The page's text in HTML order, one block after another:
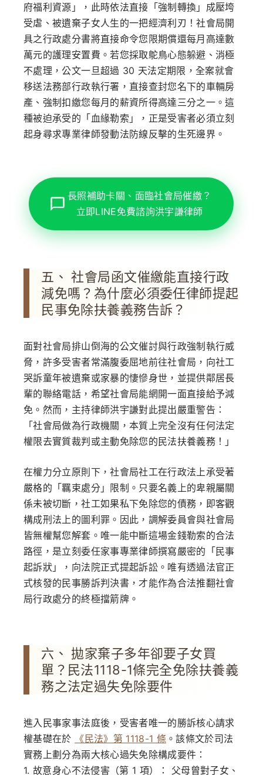
府福利資源」，此時依法直接「強制轉換」成壓垮
受虐、被遺棄子女人生的一把經濟利刃！社會局開
具之行政處分書將直接命令您限期償還每月高達數
萬元的護理安置費。若您採取鴕鳥心態躲避、消極
不處理，公文一旦超過 30 天法定期限，全案就會
移送法務部行政執行署，直接查封您名下的車輛房
產、強制扣繳您每月的薪資所得高達三分之一。這
種被迫承受的「血緣勒索」，正是受害者必須立刻
起身尋求專業律師發動法防線反擊的生死邊界。
長照補助卡關、面臨社會局催繳？
立即LINE免費諮詢洪宇謙律師
五、 社會局函文催繳能直接行政
減免嗎？為什麼必須委任律師提起
民事免除扶養義務告訴？
面對社會局排山倒海的公文催討與行政強制執行威
脅，許多受害者常滿腹委屈地前往社會局，向社工
哭訴童年被遺棄或家暴的悽慘身世，並提供鄰居長
輩的聯絡電話，希望社會局能網開一面直接給予減
免。然而，主持律師洪宇謙對此提出嚴重警告：
「社會局做為行政機關，本質上完全沒有任何法定
權限去實質裁判或主動免除您的民法扶養義務！」
在權力分立原則下，社會局社工在行政法上承受著
嚴格的「羈束處分」限制。只要名義上的卑親屬關
係未被切斷，社工如果私下免除您的債務，即客觀
構成刑法上的圖利罪。因此，調解委員會與社會局
皆無權幫您解套。唯一能中斷這場金錢勒索的合法
路徑，是立刻委任家事專業律師撰寫嚴密的「民事
起訴狀」，向法院正式提起訴訟。唯有透過法官正
式核發的民事勝訴判決書，才能作為合法推翻社會
局行政處分的終極擋箭牌。
六、 拋家棄子多年卻要子女買
單？民法1118-1條完全免除扶養義
務之法定過失免除要件
進入民事家事法庭後，受害者唯一的勝訴核心請求
權基礎在於
《民法》第 1118-1 條 。該條文於司法
實務上劃分為兩大核心過失免除構成要件：
1. 故意身心不法侵害（第 1 項）：
父母曾對子女、